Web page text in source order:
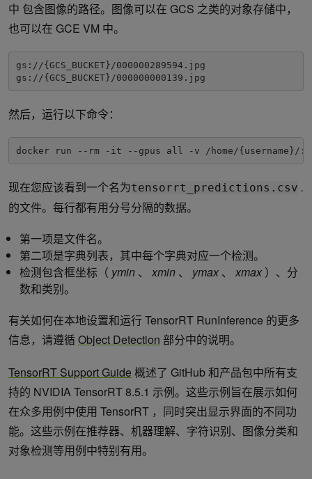
中 包含图像的路径。图像可以在 GCS 之类的对象存储中，
也可以在 GCE VM 中。
gs://{GCS_BUCKET}/000000289594.jpg
gs://{GCS_BUCKET}/000000000139.jpg
然后，运行以下命令：
docker run --rm -it --gpus all -v /home/{username}/:/
现在您应该看到一个名为tensorrt_predictions.csv .
的文件。每行都有用分号分隔的数据。
第一项是文件名。
第二项是字典列表，其中每个字典对应一个检测。
检测包含框坐标（ ymin 、 xmin 、 ymax 、 xmax ）、分
数和类别。
有关如何在本地设置和运行 TensorRT RunInference 的更多
信息，请遵循 Object Detection 部分中的说明。
TensorRT Support Guide 概述了 GitHub 和产品包中所有支
持的 NVIDIA TensorRT 8.5.1 示例。这些示例旨在展示如何
在众多用例中使用 TensorRT ，同时突出显示界面的不同功
能。这些示例在推荐器、机器理解、字符识别、图像分类和
对象检测等用例中特别有用。